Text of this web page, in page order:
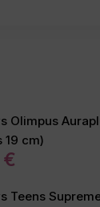
Olimpus
19 cm)
€
Teens